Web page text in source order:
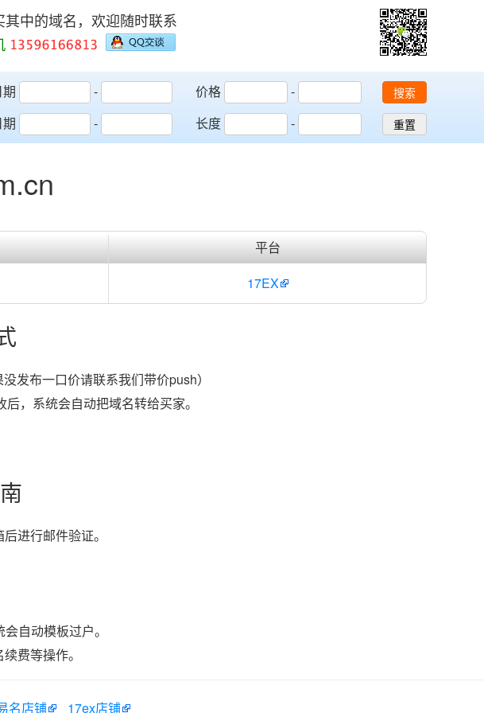
中的域名，欢迎随时联系
-
-
价格
-
长度
-
搜索
重置
平台
17EX
没发布一口价请联系我们带价push）
，系统会自动把域名转给买家。
进行邮件验证。
自动模板过户。
费等操作。
名店铺 17ex店铺